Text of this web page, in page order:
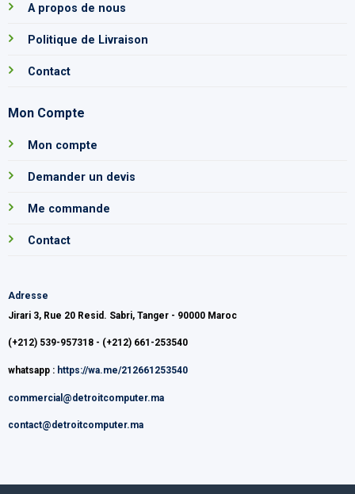
A propos de nous
Politique de Livraison
Contact
Mon Compte
Mon compte
Demander un devis
Me commande
Contact
Adresse
Jirari 3, Rue 20 Resid. Sabri, Tanger - 90000 Maroc
(+212) 539-957318 - (+212) 661-253540
whatsapp : https://wa.me/212661253540
commercial@detroitcomputer.ma
contact@detroitcomputer.ma